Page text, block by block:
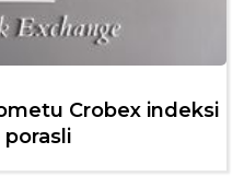
Crobex indeksi